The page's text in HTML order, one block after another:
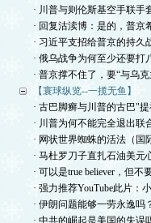
· 川普与则伦斯基空手联手
· 回复沽渎博：是的，普京
· 习近平支招给普京的持久
· 俄乌战争为何至少还要打
· 普京撑不住了，要“与乌
【寰球纵览--一揽无鱼】
· 古巴脚癣与川普的古巴"提
· 川普为何不能完全退出联
· 网状世界蜘蛛的活法（国
· 马杜罗刀子直扎石油美元
· 可以是true believer，但不
· 强力推荐YouTube此片：
· 伊朗问题能够一劳永逸吗
· 中共的崛起是美国的失误